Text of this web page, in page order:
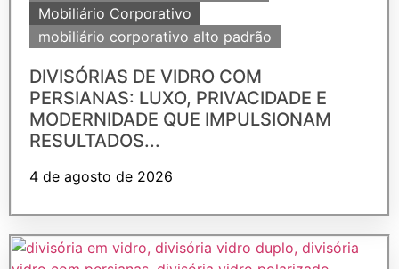
Mobiliário Corporativo
mobiliário corporativo alto padrão
DIVISÓRIAS DE VIDRO COM
PERSIANAS: LUXO, PRIVACIDADE E
MODERNIDADE QUE IMPULSIONAM
RESULTADOS...
4 de agosto de 2026